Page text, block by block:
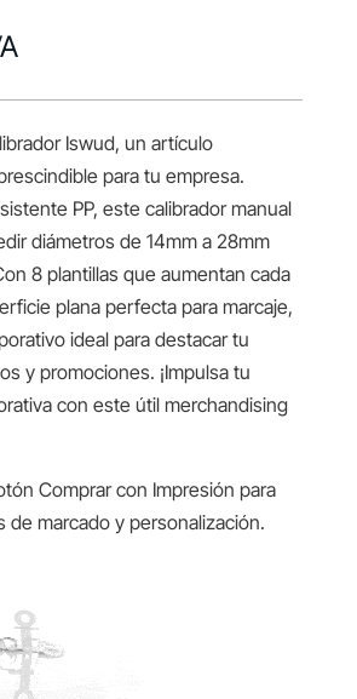
Iswud, un artículo
para tu empresa.
PP, este calibrador manual
diámetros de 14mm a 28mm
8 plantillas que aumentan cada
plana perfecta para marcaje,
ideal para destacar tu
y promociones. ¡Impulsa tu
con este útil merchandising
Comprar con Impresión para
de marcado y personalización.